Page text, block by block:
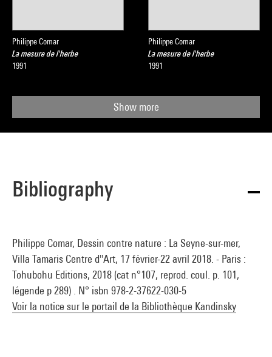
Philippe Comar
La mesure de l'herbe
1991
Philippe Comar
La mesure de l'herbe
1991
Show more
Bibliography
Philippe Comar, Dessin contre nature : La Seyne-sur-mer,
Villa Tamaris Centre d''Art, 17 février-22 avril 2018. - Paris :
Tohubohu Editions, 2018 (cat n°107, reprod. coul. p. 101,
légende p 289) . N° isbn 978-2-37622-030-5
Voir la notice sur le portail de la Bibliothèque Kandinsky